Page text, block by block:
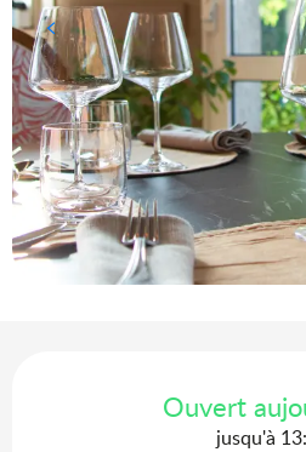
Ouvert
jusqu'à